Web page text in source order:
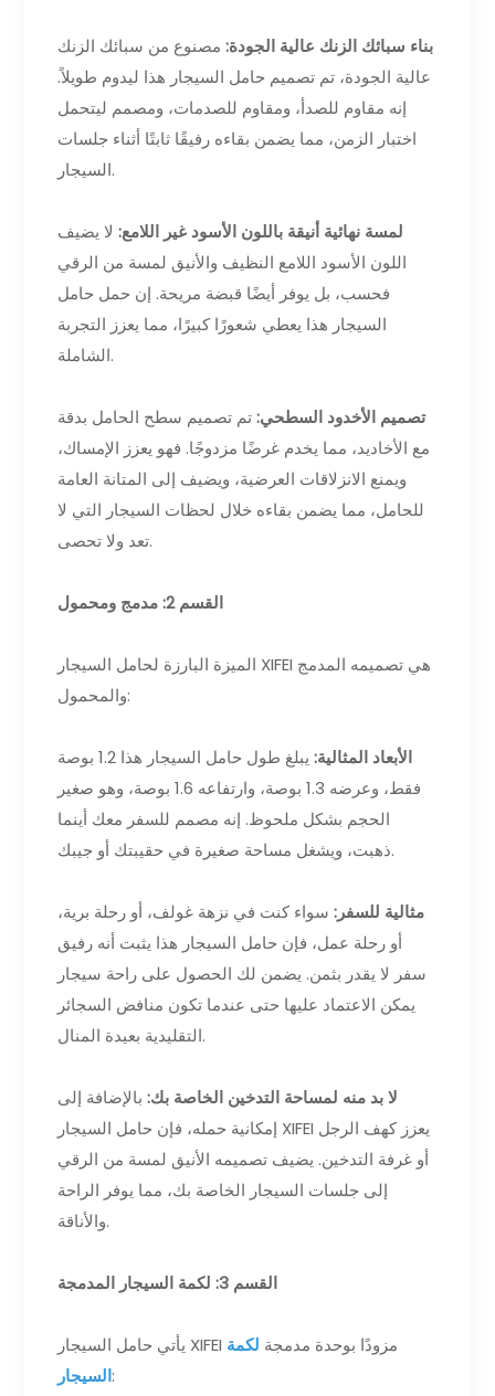
بناء سبائك الزنك عالية الجودة: مصنوع من سبائك الزنك
عالية الجودة، تم تصميم حامل السيجار هذا ليدوم طويلاً.
إنه مقاوم للصدأ، ومقاوم للصدمات، ومصمم ليتحمل
اختبار الزمن، مما يضمن بقاءه رفيقًا ثابتًا أثناء جلسات
السيجار.
لمسة نهائية أنيقة باللون الأسود غير اللامع:لا يضيف
اللون الأسود اللامع النظيف والأنيق لمسة من الرقي
فحسب، بل يوفر أيضًا قبضة مريحة. إن حمل حامل
السيجار هذا يعطي شعورًا كبيرًا، مما يعزز التجربة
الشاملة.
تصميم الأخدود السطحي:تم تصميم سطح الحامل بدقة
مع الأخاديد، مما يخدم غرضًا مزدوجًا. فهو يعزز الإمساك،
ويمنع الانزلاقات العرضية، ويضيف إلى المتانة العامة
للحامل، مما يضمن بقاءه خلال لحظات السيجار التي لا
تعد ولا تحصى.
القسم 2: مدمج ومحمول
الميزة البارزة لحامل السيجار XIFEI هي تصميمه المدمج
والمحمول:
الأبعاد المثالية:
يبلغ طول حامل السيجار هذا 1.2 بوصة
فقط، وعرضه 1.3 بوصة، وارتفاعه 1.6 بوصة، وهو صغير
الحجم بشكل ملحوظ. إنه مصمم للسفر معك أينما
ذهبت، ويشغل مساحة صغيرة في حقيبتك أو جيبك.
مثالية للسفر: سواء كنت في نزهة غولف، أو رحلة برية،
أو رحلة عمل، فإن حامل السيجار هذا يثبت أنه رفيق
سفر لا يقدر بثمن. يضمن لك الحصول على راحة سيجار
يمكن الاعتماد عليها حتى عندما تكون منافض السجائر
التقليدية بعيدة المنال.
لا بد منه لمساحة التدخين الخاصة بك:بالإضافة إلى
إمكانية حمله، فإن حامل السيجار XIFEI يعزز كهف الرجل
أو غرفة التدخين. يضيف تصميمه الأنيق لمسة من الرقي
إلى جلسات السيجار الخاصة بك، مما يوفر الراحة
والأناقة.
القسم 3: لكمة السيجار المدمجة
يأتي حامل السيجار XIFEI مزودًا بوحدة مدمجة لكمة
السيجار: